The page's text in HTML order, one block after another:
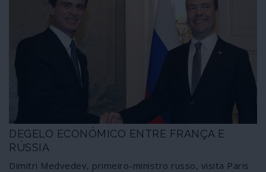
União Europeia.
DEGELO ECONÓMICO ENTRE FRANÇA E
RÚSSIA
Dimitri Medvedev, primeiro-ministro russo, visita Paris